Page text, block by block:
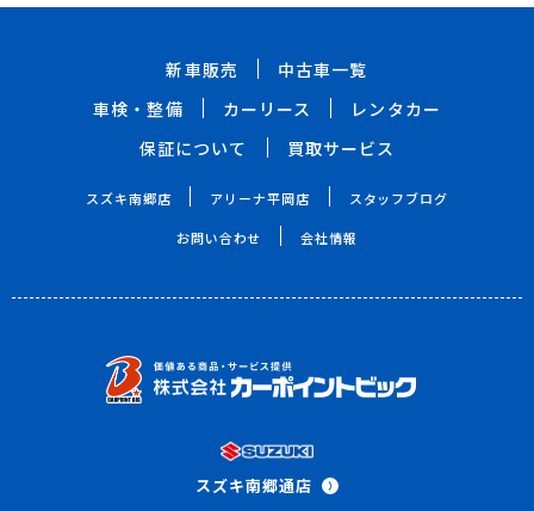
新車販売
中古車一覧
車検・整備
カーリース
レンタカー
保証について
買取サービス
スズキ南郷店 アリーナ平岡店 スタッフブログ
お問い合わせ 会社情報
スズキ南郷通店